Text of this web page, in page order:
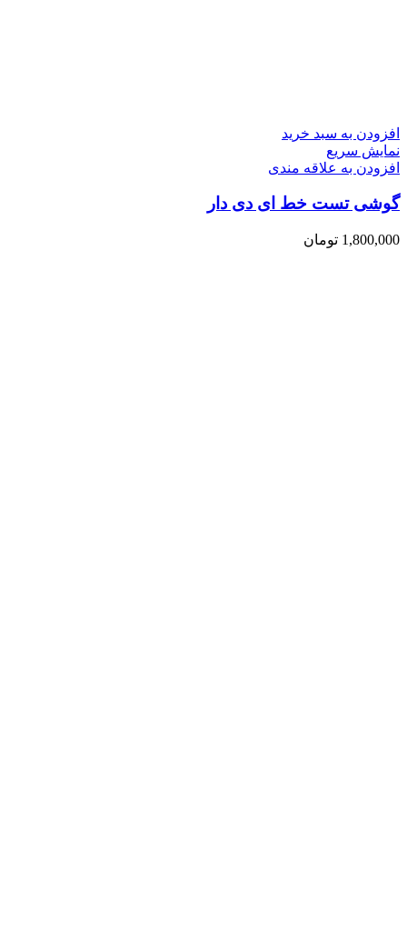
افزودن به سبد خرید
نمایش سریع
افزودن به علاقه مندی
گوشی تست خط ای دی دار
1,800,000 تومان